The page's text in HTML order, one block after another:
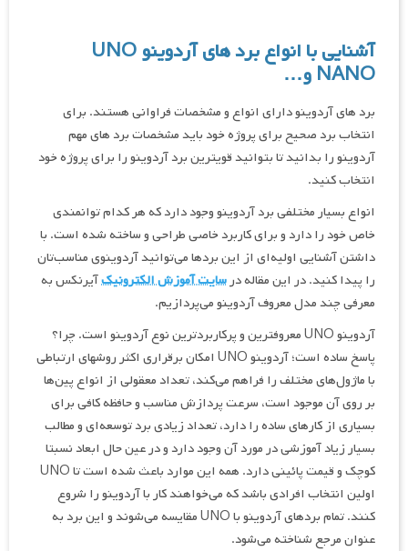
آشنایی با انواع برد های آردوینو UNO
NANO و…
برد های آردوینو دارای انواع و مشخصات فراوانی هستند. برای
انتخاب برد صحیح برای پروژه خود باید مشخصات برد های مهم
آردوینو را بدانید تا بتوانید قویترین برد آردوینو را برای پروژه خود
انتخاب کنید.
انواع بسیار مختلفی برد آردوینو وجود دارد که هر کدام توانمندی
خاص خود را دارد و برای کاربرد خاصی طراحی و ساخته شده است. با
داشتن آشنایی اولیه‌ای از این بردها می‌توانید آردوینوی مناسب‌تان
را پیدا کنید. در این مقاله درسایت آموزش الکترونیکآیرنکس به
معرفی چند مدل معروف آردوینو می‌پردازیم.
آردوینو UNO معروفترین و پرکاربردترین نوع آردوینو است. چرا؟
پاسخ ساده است؛ آردوینو UNO امکان برقراری اکثر روشهای ارتباطی
با ماژول‌های مختلف را فراهم می‌کند، تعداد معقولی از انواع پین‌ها
بر روی آن موجود است، سرعت پردازش مناسب و حافظه کافی برای
بسیاری از کارهای ساده را دارد، تعداد زیادی برد توسعه‌ای و مطالب
بسیار زیاد آموزشی در مورد آن وجود دارد و در عین حال ابعاد نسبتا
کوچک و قیمت پائینی دارد. همه این موارد باعث شده است تا UNO
اولین انتخاب افرادی باشد که می‌خواهند کار با آردوینو را شروع
کنند. تمام بردهای آردوینو با UNO مقایسه می‌شوند و این برد به
عنوان مرجع شناخته می‌شود.